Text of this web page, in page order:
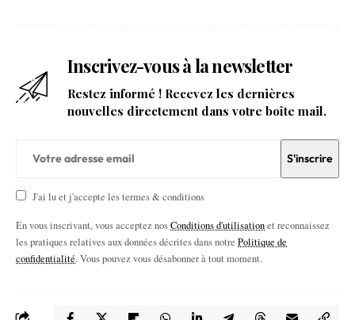
Inscrivez-vous à la newsletter
Restez informé ! Recevez les dernières
nouvelles directement dans votre boîte mail.
J'ai lu et j'accepte les termes & conditions
En vous inscrivant, vous acceptez nosConditions d'utilisationet reconnaissez
les pratiques relatives aux données décrites dans notre Politique de
confidentialité. Vous pouvez vous désabonner à tout moment.